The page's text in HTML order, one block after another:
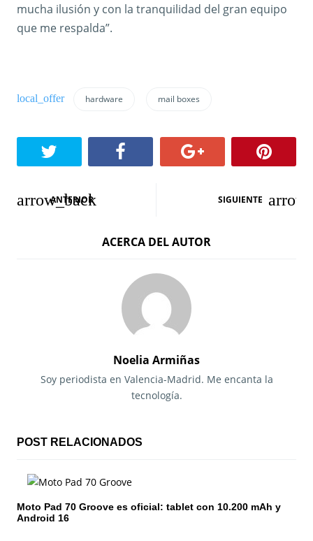
mucha ilusión y con la tranquilidad del gran equipo
que me respalda”.
hardware mail boxes
N
n
e
e
ANTERIOR SIGUIENTE
ACERCA DEL AUTOR
Noelia Armiñas
Soy periodista en Valencia-Madrid. Me encanta la
tecnología.
POST RELACIONADOS
Moto Pad 70 Groove es oficial: tablet con 10.200 mAh y
Android 16